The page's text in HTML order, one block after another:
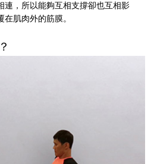
連，所以能夠互相支撐卻也互相影
肌肉外的筋膜。